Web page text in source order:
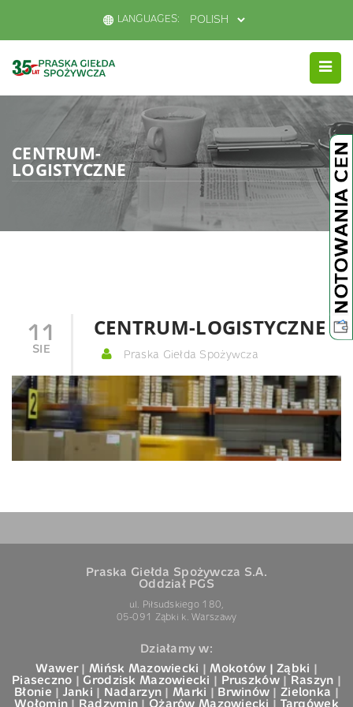
LANGUAGES:
CENTRUM-
LOGISTYCZNE
11
SIE
CENTRUM-LOGISTYCZNE
Praska Giełda Spożywcza
Praska Giełda Spożywcza S.A.
Oddział PGS
ul. Piłsudskiego 180,
05-091 Ząbki k. Warszawy
Działamy w:
Wawer|Mińsk Mazowiecki |Mokotów | Ząbki
Piaseczno
Grodzisk Mazowiecki Pruszków| Raszyn
Błonie
Janki Nadarzyn Marki Brwinów |Zielonka